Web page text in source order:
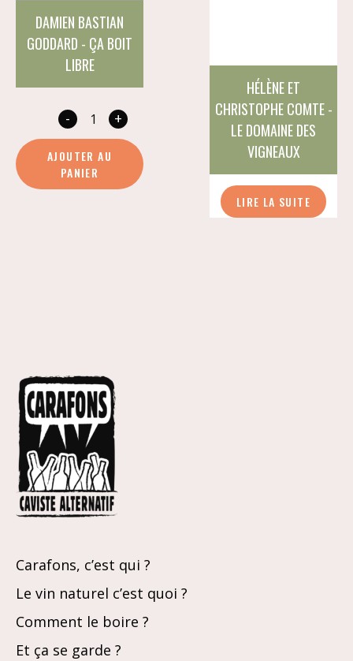
DAMIEN BASTIAN
GODDARD - ÇA BOIT
LIBRE
-
quantité
de
Mon
blanc
+
AJOUTER AU
PANIER
HÉLÈNE ET
CHRISTOPHE COMTE -
LE DOMAINE DES
VIGNEAUX
LIRE LA SUITE
Carafons, c’est qui ?
Le vin naturel c’est quoi ?
Comment le boire ?
Et ça se garde ?